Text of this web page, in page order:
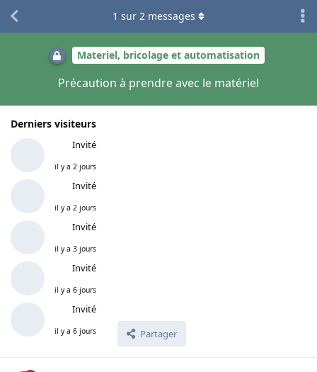
Materiel, bricolage et automatisation
Précaution à prendre avec le matériel
Derniers visiteurs
Invité
il y a 2 jours
Invité
il y a 2 jours
Invité
il y a 3 jours
Invité
il y a 6 jours
Invité
il y a 6 jours Partager
1 sur 2 messages